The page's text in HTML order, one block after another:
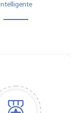
Intelligente